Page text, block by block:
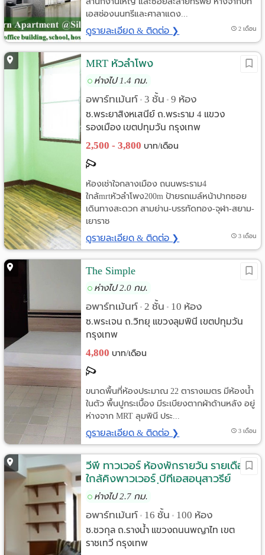
เอสช่องนนทรีและศาลาแดง...
ดูรายละเอียด & ติดต่อ ❯ 2 เดือน
MRT หัวลำโพง
ห่างไป 1.4 กม.
อพาร์ทเม้นท์ • 3 ชั้น • 9 ห้อง
ซ.พระยาสิงหเสนีย์ ถ.พระราม 4 แขวง
รองเมือง เขตปทุมวัน กรุงเทพ
2,500 - 3,800 บาท/เดือน
ห้องเช่าใจกลางเมือง ถนนพระราม4
ใกล้mrtหัวลำโพง200m ป้ายรถเมล์หน้าปากซอย
เดินทางสะดวก สามย่าน-บรรทัดทอง-จุฬา-สยาม-
เยาราช
ดูรายละเอียด & ติดต่อ ❯ 3 เดือน
The Simple
ห่างไป 2.0 กม.
อพาร์ทเม้นท์ • 2 ชั้น • 10 ห้อง
ซ.พระเจน ถ.วิทยุ แขวงลุมพินี เขตปทุมวัน
กรุงเทพ
4,800 บาท/เดือน
ขนาดพื้นที่ห้องประมาณ 22 ตารางเมตร มีห้องน้ำ
ในตัว พื้นปูกระเบื้อง มีระเบียงตากผ้าด้านหลัง อยู่
ห่างจาก MRT ลุมพินี ประ...
ดูรายละเอียด & ติดต่อ ❯ 3 เดือน
วีพี ทาวเวอร์ ห้องพักรายวัน รายเดือน
ใกล้คิงพาวเวอร์ ฺบีทีเอสอนุสาวรีย์
ชัยสมรภูมิ
ห่างไป 2.7 กม.
อพาร์ทเม้นท์ • 16 ชั้น • 100 ห้อง
ซ.ชวกุล ถ.รางน้ำ แขวงถนนพญาไท เขต
ราชเทวี กรุงเทพ